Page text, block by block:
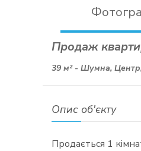
Продаж
39 м² - Шумна,
Опис об'єкту
Продається 1